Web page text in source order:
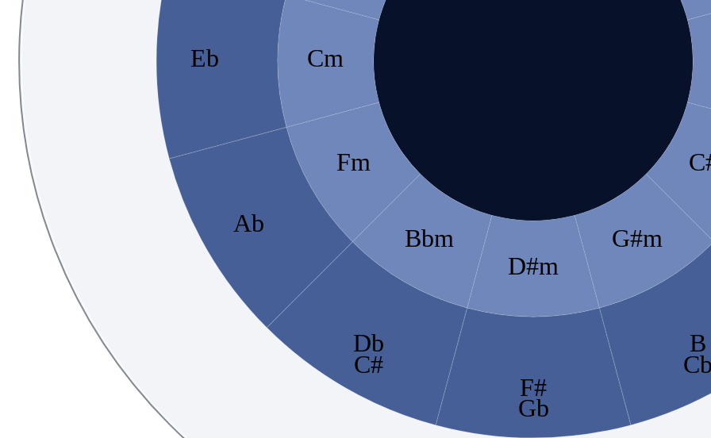
B
G#m
F#
Gb
D#m
Db
C#
Bbm
Ab
Fm
Eb Cm